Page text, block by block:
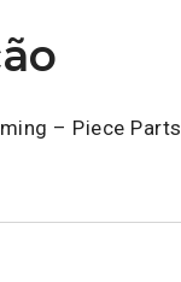
– Piece Parts